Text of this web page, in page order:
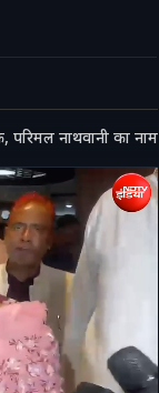
नाथवानी का